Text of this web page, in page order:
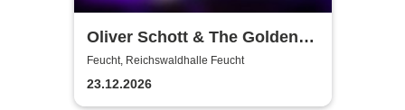
Oliver Schott & The Golden
Gospel Choir |Gospel &
Weihnachtskonzert
Feucht, Reichswaldhalle Feucht
23.12.2026